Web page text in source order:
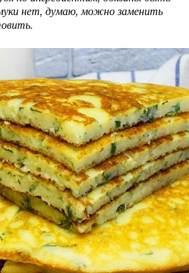
нет, думаю, можно заменить